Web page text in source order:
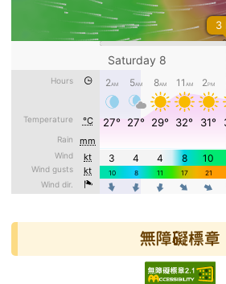
無障礙標章